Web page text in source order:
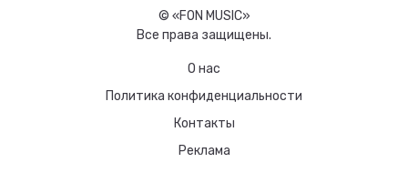
© «FON MUSIC»
Все права защищены.
О нас
Политика конфиденциальности
Контакты
Реклама